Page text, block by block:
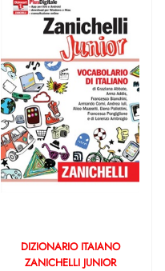
DIZIONARIO ITAIANO
ZANICHELLI JUNIOR